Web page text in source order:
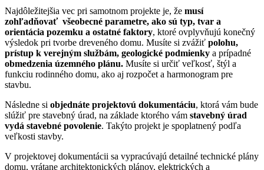
Najdôležitejšia vec pri samotnom projekte je, že musí
zohľadňovať všeobecné parametre, ako sú typ, tvar a
orientácia pozemku a ostatné faktory, ktoré ovplyvňujú konečný
výsledok pri tvorbe dreveného domu. Musíte si zvážiť polohu,
prístup k verejným službám, geologické podmienky a prípadné
obmedzenia územného plánu. Musíte si určiť veľkosť, štýl a
funkciu rodinného domu, ako aj rozpočet a harmonogram pre
stavbu.
Následne si objednáte projektovú dokumentáciu, ktorá vám bude
slúžiť pre stavebný úrad, na základe ktorého vám stavebný úrad
vydá stavebné povolenie. Takýto projekt je spoplatnený podľa
veľkosti stavby.
V projektovej dokumentácii sa vypracúvajú detailné technické plány
domu, vrátane architektonických plánov, elektrických a